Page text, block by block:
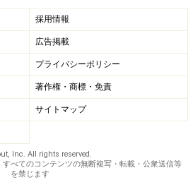
採用情報
広告掲載
プライバシーポリシー
著作権・商標・免責
サイトマップ
Inc. All rights reserved.
べてのコンテンツの無断複写・転載・公衆送信等
を禁じます